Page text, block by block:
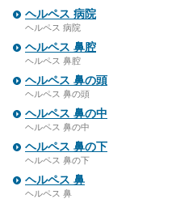
ヘルペス 病院
ヘルペス 病院
ヘルペス 鼻腔
ヘルペス 鼻腔
ヘルペス 鼻の頭
ヘルペス 鼻の頭
ヘルペス 鼻の中
ヘルペス 鼻の中
ヘルペス 鼻の下
ヘルペス 鼻の下
ヘルペス 鼻
ヘルペス 鼻